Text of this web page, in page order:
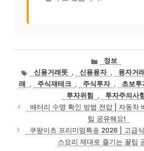
카
테
고
리
정보
태신용거래뜻 , 신용융자 , 융자거래
래
, 주식재테크 , 주식투자 , 초보투
투자위험
,
투자주의사
배터리 수명 확인 방법 전압 | 자동차
팁 공유해요!
쿠팡이츠 프리미엄특송 2026 | 고급
스요리 제대로 즐기는 꿀팁